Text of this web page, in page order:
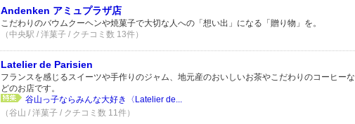
Andenken アミュプラザ店
こだわりのバウムクーヘンや焼菓子で大切な人への「想い出」になる「贈り物」を。
（中央駅 / 洋菓子 / クチコミ数 13件）
Latelier de Parisien
フランスを感じるスイーツや手作りのジャム、地元産のおいしいお茶やこだわりのコーヒーな
どのお店です。
谷山っ子ならみんな大好き〈Latelier de...
（谷山 / 洋菓子 / クチコミ数 11件）